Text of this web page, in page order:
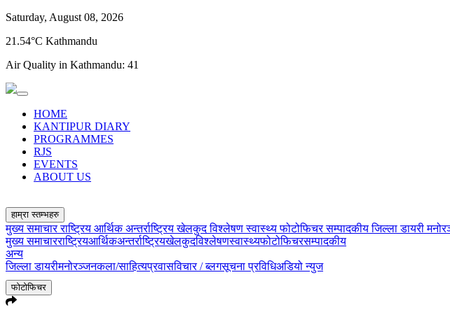
Saturday, August 08, 2026
21.54°C Kathmandu
Air Quality in Kathmandu: 41
HOME
KANTIPUR DIARY
PROGRAMMES
RJS
EVENTS
ABOUT US
हाम्रा स्तम्भहरु
मुख्य समाचारराष्ट्रिय आर्थिकअन्तर्राष्ट्रियखेलकुदविश्लेषणस्वास्थ्यफोटोफिचरसम्पादकीयजिल्ला डायरी
मुख्य समाचारराष्ट्रियआर्थिकअन्तर्राष्ट्रियखेलकुदविश्लेषणस्वास्थ्यफोटोफिचरसम्पादकीय
अन्य
जिल्ला डायरीमनोरञ्जनकला/साहित्यप्रवासविचार / ब्लगसूचना प्रविधिअडियो न्युज
फोटोफिचर